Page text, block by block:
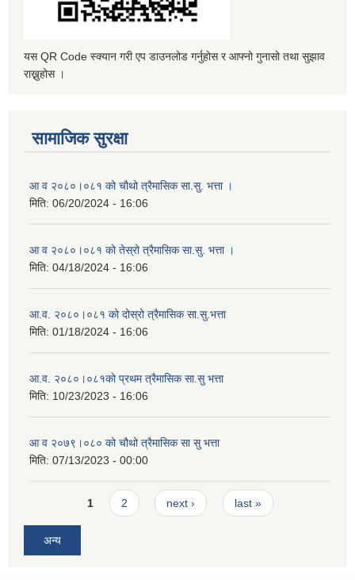
यस QR Code स्क्यान गरी एप डाउनलोड गर्नुहोस र आफ्नो गुनासो तथा सुझाव
राख्नुहोस ।
सामाजिक सुरक्षा
आ व २०८०।०८१ को चौथो त्रैमासिक सा.सु. भत्ता ।
मिति: 06/20/2024 - 16:06
आ व २०८०।०८१ को तेस्रो त्रैमासिक सा.सु. भत्ता ।
मिति: 04/18/2024 - 16:06
आ.व. २०८०।०८१ को दोस्रो त्रैमासिक सा.सु.भत्ता
मिति: 01/18/2024 - 16:06
आ.व. २०८०।०८१को प्रथम त्रैमासिक सा.सु भत्ता
मिति: 10/23/2023 - 16:06
आ व २०७९।०८० को चौथो त्रैमासिक सा सु भत्ता
मिति: 07/13/2023 - 00:00
Pages1 2 next › last »
अन्य